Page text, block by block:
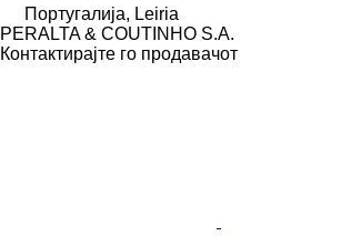
Португалија, Leiria
PERALTA & COUTINHO S.A.
Контактирајте го продавачот